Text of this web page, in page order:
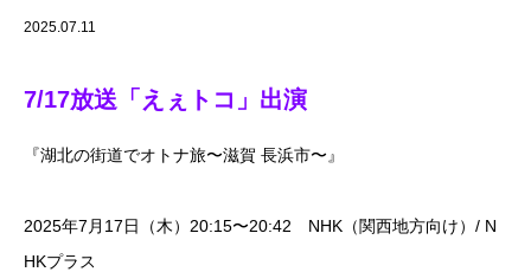
2025.07.11
7/17放送「えぇトコ」出演
『湖北の街道でオトナ旅〜滋賀 長浜市〜』
2025年7月17日（木）20:15〜20:42 NHK（関西地方向け）/ N
HKプラス